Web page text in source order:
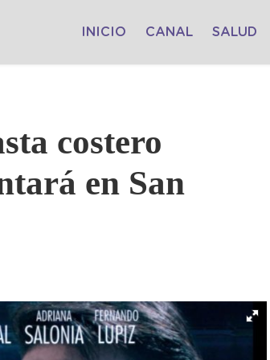
INICIO CANAL SALUD
costero
en San